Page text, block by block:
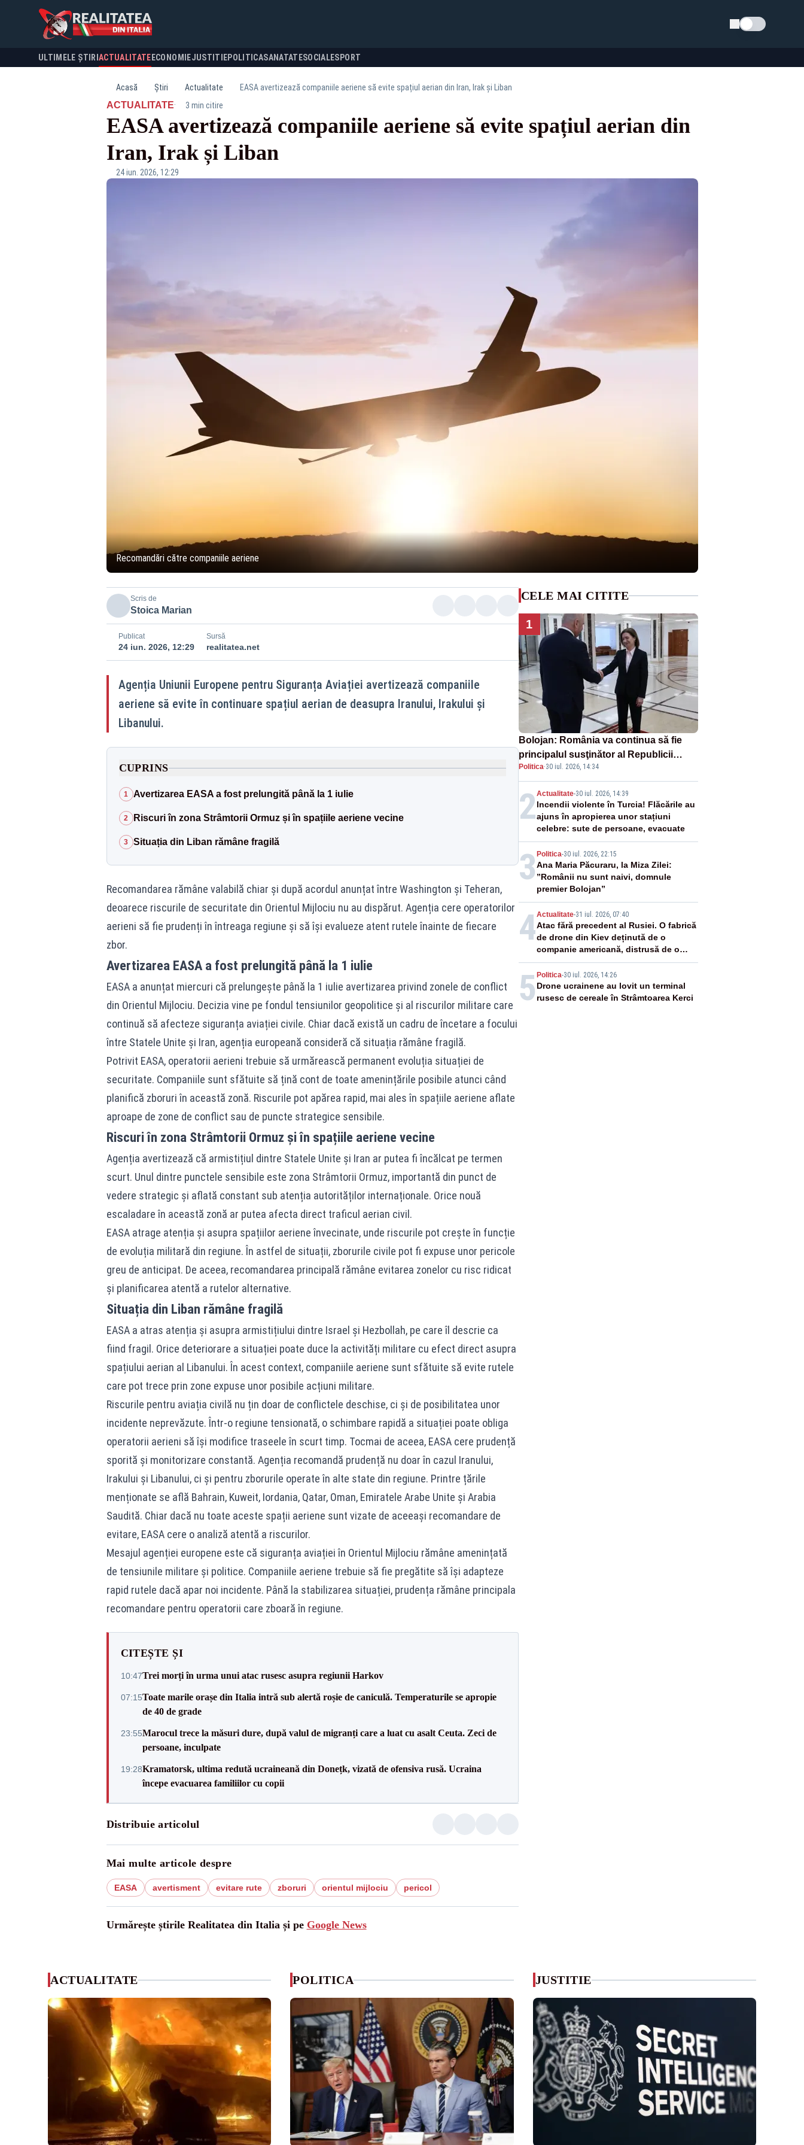
Schimba tema
ULTIMELE ȘTIRI ACTUALITATE ECONOMIEJUSTITIEPOLITICASANATATESOCIALESPORT
Acasă Știri Actualitate EASA avertizează companiile aeriene să evite spațiul aerian din Iran, Irak și Liban
ACTUALITATE· 3 min citire
EASA avertizează companiile aeriene să evite spațiul aerian din
Iran, Irak și Liban
24 iun. 2026, 12:29
Recomandări către companiile aeriene
Scris de
Stoica Marian
Publicat
24 iun. 2026, 12:29
Sursă
realitatea.net
Agenția Uniunii Europene pentru Siguranța Aviației avertizează companiile
aeriene să evite în continuare spațiul aerian de deasupra Iranului, Irakului și
Libanului.
CUPRINS
1 Avertizarea EASA a fost prelungită până la 1 iulie
2 Riscuri în zona Strâmtorii Ormuz și în spațiile aeriene vecine
3 Situația din Liban rămâne fragilă
Recomandarea rămâne valabilă chiar și după acordul anunțat între Washington și Teheran,
deoarece riscurile de securitate din Orientul Mijlociu nu au dispărut. Agenția cere operatorilor
aerieni să fie prudenți în întreaga regiune și să își evalueze atent rutele înainte de fiecare
zbor.
Avertizarea EASA a fost prelungită până la 1 iulie
EASA a anunțat miercuri că prelungește până la 1 iulie avertizarea privind zonele de conflict
din Orientul Mijlociu. Decizia vine pe fondul tensiunilor geopolitice și al riscurilor militare care
continuă să afecteze siguranța aviației civile. Chiar dacă există un cadru de încetare a focului
între Statele Unite și Iran, agenția europeană consideră că situația rămâne fragilă.
Potrivit EASA, operatorii aerieni trebuie să urmărească permanent evoluția situației de
securitate. Companiile sunt sfătuite să țină cont de toate amenințările posibile atunci când
planifică zboruri în această zonă. Riscurile pot apărea rapid, mai ales în spațiile aeriene aflate
aproape de zone de conflict sau de puncte strategice sensibile.
Riscuri în zona Strâmtorii Ormuz și în spațiile aeriene vecine
Agenția avertizează că armistițiul dintre Statele Unite și Iran ar putea fi încălcat pe termen
scurt. Unul dintre punctele sensibile este zona Strâmtorii Ormuz, importantă din punct de
vedere strategic și aflată constant sub atenția autorităților internaționale. Orice nouă
escaladare în această zonă ar putea afecta direct traficul aerian civil.
EASA atrage atenția și asupra spațiilor aeriene învecinate, unde riscurile pot crește în funcție
de evoluția militară din regiune. În astfel de situații, zborurile civile pot fi expuse unor pericole
greu de anticipat. De aceea, recomandarea principală rămâne evitarea zonelor cu risc ridicat
și planificarea atentă a rutelor alternative.
Situația din Liban rămâne fragilă
EASA a atras atenția și asupra armistițiului dintre Israel și Hezbollah, pe care îl descrie ca
fiind fragil. Orice deteriorare a situației poate duce la activități militare cu efect direct asupra
spațiului aerian al Libanului. În acest context, companiile aeriene sunt sfătuite să evite rutele
care pot trece prin zone expuse unor posibile acțiuni militare.
Riscurile pentru aviația civilă nu țin doar de conflictele deschise, ci și de posibilitatea unor
incidente neprevăzute. Într-o regiune tensionată, o schimbare rapidă a situației poate obliga
operatorii aerieni să își modifice traseele în scurt timp. Tocmai de aceea, EASA cere prudență
sporită și monitorizare constantă. Agenția recomandă prudență nu doar în cazul Iranului,
Irakului și Libanului, ci și pentru zborurile operate în alte state din regiune. Printre țările
menționate se află Bahrain, Kuweit, Iordania, Qatar, Oman, Emiratele Arabe Unite și Arabia
Saudită. Chiar dacă nu toate aceste spații aeriene sunt vizate de aceeași recomandare de
evitare, EASA cere o analiză atentă a riscurilor.
Mesajul agenției europene este că siguranța aviației în Orientul Mijlociu rămâne amenințată
de tensiunile militare și politice. Companiile aeriene trebuie să fie pregătite să își adapteze
rapid rutele dacă apar noi incidente. Până la stabilizarea situației, prudența rămâne principala
recomandare pentru operatorii care zboară în regiune.
CITEȘTE ȘI
10:47Trei morți în urma unui atac rusesc asupra regiunii Harkov
07:15Toate marile orașe din Italia intră sub alertă roșie de caniculă. Temperaturile se apropie
de 40 de grade
23:55Marocul trece la măsuri dure, după valul de migranți care a luat cu asalt Ceuta. Zeci de
persoane, inculpate
19:28Kramatorsk, ultima redută ucraineană din Donețk, vizată de ofensiva rusă. Ucraina
începe evacuarea familiilor cu copii
Distribuie articolul
Mai multe articole despre
EASA avertisment evitare rute zboruri orientul mijlociu pericol
Urmărește știrile Realitatea din Italia și pe Google News
CELE MAI CITITE
1
Bolojan: România va continua să fie
principalul susţinător al Republicii
Moldova la nivelul Uniunii Europene
Politica·30 iul. 2026, 14:34
2Actualitate-30 iul. 2026, 14:39
Incendii violente în Turcia! Flăcările au
ajuns în apropierea unor stațiuni
celebre: sute de persoane, evacuate
3 Politica-30 iul. 2026, 22:15
Ana Maria Păcuraru, la Miza Zilei:
”Românii nu sunt naivi, domnule
premier Bolojan”
4Actualitate-31 iul. 2026, 07:40
Atac fără precedent al Rusiei. O fabrică
de drone din Kiev deținută de o
companie americană, distrusă de o
rachetă rusească
5 Politica-30 iul. 2026, 14:26
Drone ucrainene au lovit un terminal
rusesc de cereale în Strâmtoarea Kerci
ACTUALITATE POLITICA JUSTITIE